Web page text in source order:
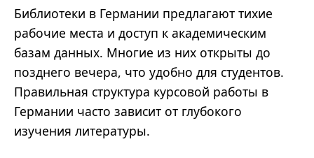
Библиотеки в Германии предлагают тихие
рабочие места и доступ к академическим
базам данных. Многие из них открыты до
позднего вечера, что удобно для студентов.
Правильная структура курсовой работы в
Германии часто зависит от глубокого
изучения литературы.